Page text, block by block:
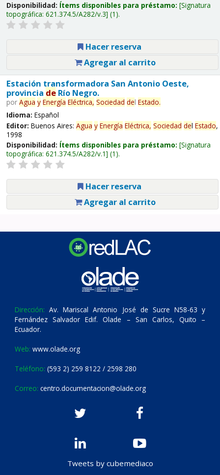
Disponibilidad: Ítems disponibles para préstamo: Signatura
topográfica: 621.374.5/A282/v.3 (1).
Hacer reserva
Agregar al carrito
Estación transformadora San Antonio Oeste,
provincia deRío Negro.
por Agua y Energía Eléctrica, Sociedad del Estado.
Idioma: Español
Editor: Buenos Aires: Agua y Energía Eléctrica, Sociedad del Estado,
1998
Disponibilidad: Ítems disponibles para préstamo: Signatura
topográfica: 621.374.5/A282/v.1 (1).
Hacer reserva
Agregar al carrito
Dirección: Av. Mariscal Antonio José de Sucre N58-63 y
Fernández Salvador Edif. Olade – San Carlos, Quito –
Ecuador.
Web: www.olade.org
Teléfono: (593 2) 259 8122 / 2598 280
Correo: centro.documentacion@olade.org
Tweets by cubemediaco